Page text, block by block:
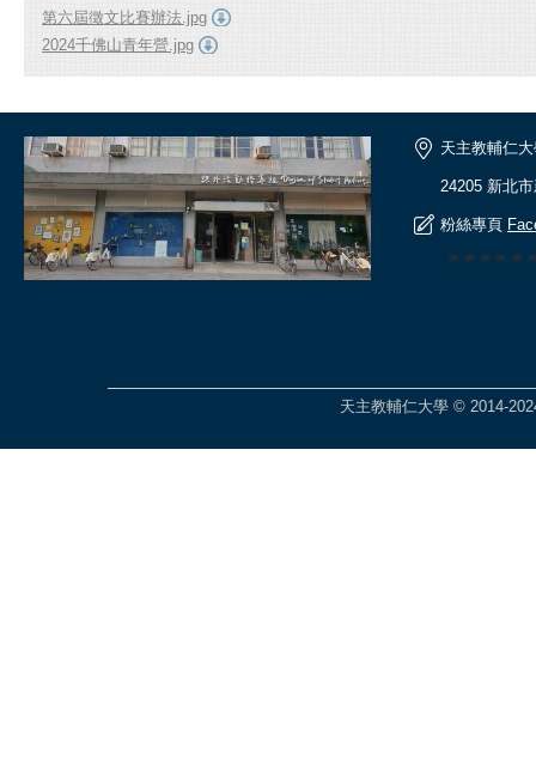
第六屆徵文比賽辦法.jpg
2024千佛山青年營.jpg
天主教輔仁
24205 新北
粉絲專頁
天主教輔仁大學 © 2014-